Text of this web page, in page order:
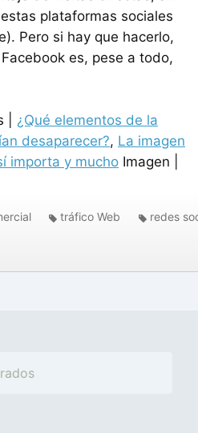
plataformas sociales
Pero si hay que hacerlo,
es, pese a todo,
| ¿Qué elementos de la
desaparecer?, La imagen
importa y mucho Imagen |
tráfico Web redes